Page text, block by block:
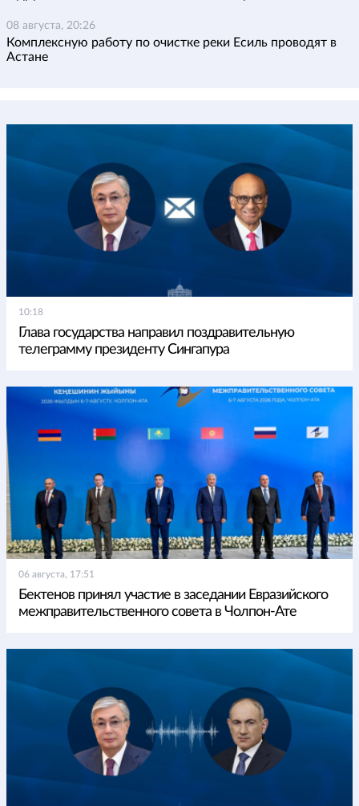
08 августа, 20:26
Комплексную работу по очистке реки Есиль проводят в
Астане
10:18
Глава государства направил поздравительную
телеграмму президенту Сингапура
06 августа, 17:51
Бектенов принял участие в заседании Евразийского
межправительственного совета в Чолпон-Ате